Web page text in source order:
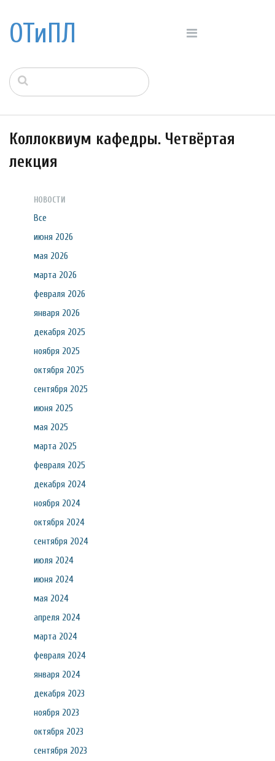
ОТиПЛ
Коллоквиум кафедры. Четвёртая
лекция
НОВОСТИ
Все
июня 2026
мая 2026
марта 2026
февраля 2026
января 2026
декабря 2025
ноября 2025
октября 2025
сентября 2025
июня 2025
мая 2025
марта 2025
февраля 2025
декабря 2024
ноября 2024
октября 2024
сентября 2024
июля 2024
июня 2024
мая 2024
апреля 2024
марта 2024
февраля 2024
января 2024
декабря 2023
ноября 2023
октября 2023
сентября 2023